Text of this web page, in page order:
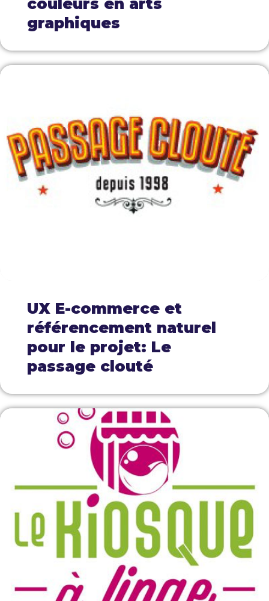
graphiques
UX E-commerce et
référencement naturel
pour le projet: Le
passage clouté